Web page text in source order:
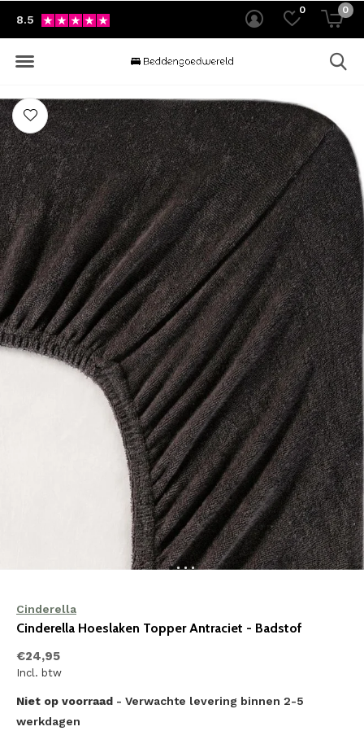
0 0
8.5
Cinderella
Cinderella Hoeslaken Topper Antraciet - Badstof
€24,95
Incl. btw
Niet op voorraad - Verwachte levering binnen 2-5
werkdagen